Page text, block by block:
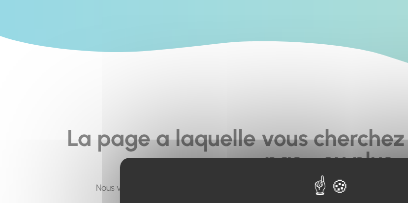
La page a laquelle vous
pas... ou plus.
Nous vous invitons à utiliser le moteur de recherche en haut de page, ou à utiliser